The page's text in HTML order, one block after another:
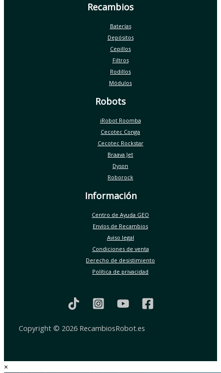
Recambios
Baterías
Depósitos
Cepillos
Filtros
Rodillos
Módulos
Robots
iRobot Roomba
Cecotec Conga
Cecotec Rockstar
Braava Jet
Dyson
Roborock
Información
Centro de Ayuda GEO
Envíos de Recambios
Aviso legal
Condiciones de venta
Derecho de desistimiento
Política de privacidad
Copyright © 2026 RecambiosRobot.es
×